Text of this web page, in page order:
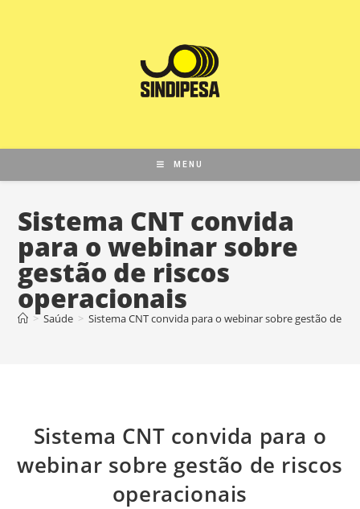
MENU
Sistema CNT convida
para o webinar sobre
gestão de riscos
operacionais
> Saúde > Sistema CNT convida para o webinar sobre gestão de
Sistema CNT convida para o
webinar sobre gestão de riscos
operacionais